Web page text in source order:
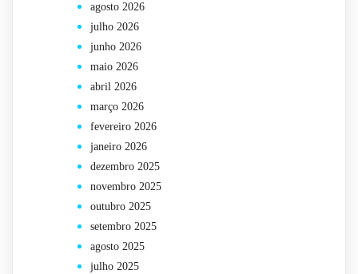
agosto 2026
julho 2026
junho 2026
maio 2026
abril 2026
março 2026
fevereiro 2026
janeiro 2026
dezembro 2025
novembro 2025
outubro 2025
setembro 2025
agosto 2025
julho 2025